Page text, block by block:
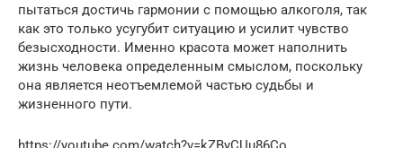
пытаться достичь гармонии с помощью алкоголя, так
как это только усугубит ситуацию и усилит чувство
безысходности. Именно красота может наполнить
жизнь человека определенным смыслом, поскольку
она является неотъемлемой частью судьбы и
жизненного пути.